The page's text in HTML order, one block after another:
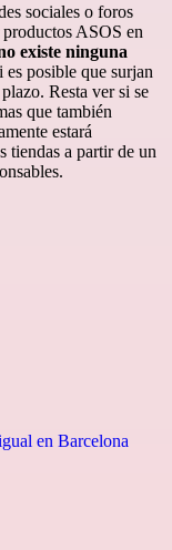
sociales o foros
ASOS en
existe ninguna
es posible que surjan
Resta ver si se
que también
estará
tiendas a partir de un
en Barcelona